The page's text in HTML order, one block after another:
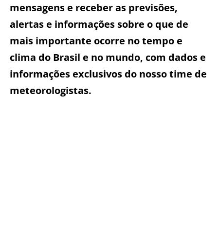
mensagens e receber as previsões,
alertas e informações sobre o que de
mais importante ocorre no tempo e
clima do Brasil e no mundo, com dados e
informações exclusivos do nosso time de
meteorologistas.